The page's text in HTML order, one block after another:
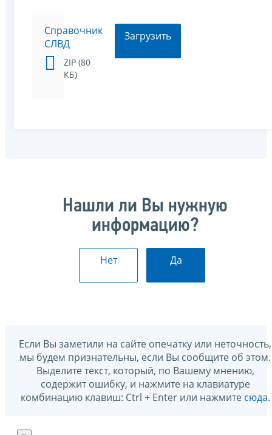
Справочник
СЛВД
ZIP (80
КБ)
Загрузить
Нашли ли Вы нужную
информацию?
Нет Да
Если Вы заметили на сайте опечатку или неточность,
мы будем признательны, если Вы сообщите об этом.
Выделите текст, который, по Вашему мнению,
содержит ошибку, и нажмите на клавиатуре
комбинацию клавиш: Ctrl + Enter или нажмите сюда.